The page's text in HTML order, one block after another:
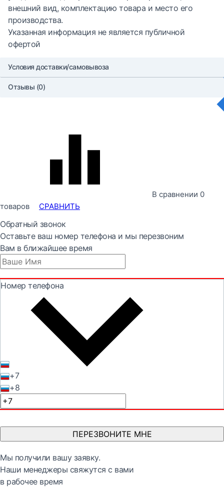
внешний вид, комплектацию товара и место его
производства.
Указанная информация не является публичной
офертой
Условия доставки/самовывоза
Отзывы (0)
В сравнении 0
товаров
СРАВНИТЬ
Обратный звонок
Оставьте ваш номер телефона и мы перезвоним
Вам в ближайшее время
Номер телефона
+7
+8
ПЕРЕЗВОНИТЕ МНЕ
Мы получили вашу заявку.
Наши менеджеры свяжутся с вами
в рабочее время